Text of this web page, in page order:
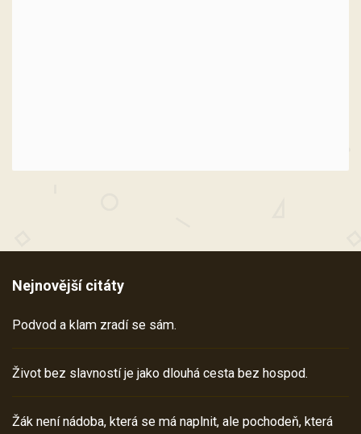
Nejnovější citáty
Podvod a klam zradí se sám.
Život bez slavností je jako dlouhá cesta bez hospod.
Žák není nádoba, která se má naplnit, ale pochodeň, která